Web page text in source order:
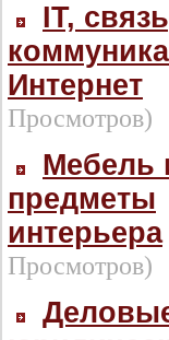
IT,
Интернет
Просмотров)
Мебель
предметы
интерьера
Просмотров)